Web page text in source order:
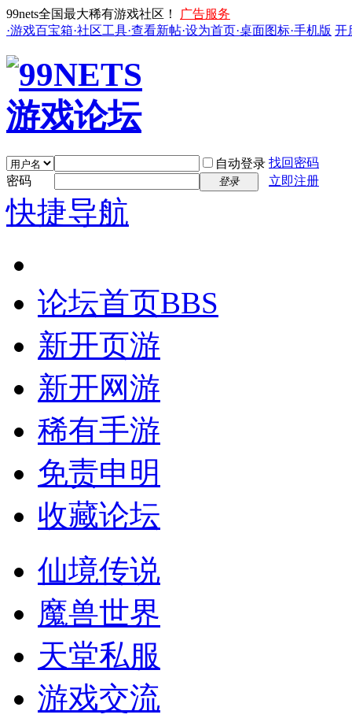
99nets全国最大稀有游戏社区！
广告服务
·游戏百宝箱·社区工具·查看新帖·设为首页·桌面图标·手机版 开
自动登录 找回密码
密码
登录 立即注册
快捷导航
论坛首页BBS
新开页游
新开网游
稀有手游
免责申明
收藏论坛
仙境传说
魔兽世界
天堂私服
游戏交流